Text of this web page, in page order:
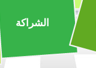
الشراكة